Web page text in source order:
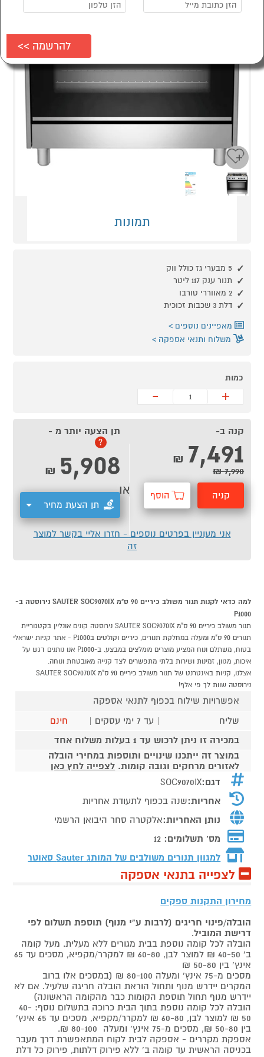
תמונות
5 מבערי גז כולל ווק
תנור ענק 117 ליטר
2 מאווררי טורבו
דלת 3 שכבות זכוכית
מאפיינים נוספים
משלוח ותנאי אספקה
כמות
+
-
קנה ב-
7,491
₪
7,990 ₪
קניה הוסף
תן הצעה יותר מ -
?
5,908
₪
תן הצעת מחיר
או
אני מעוניין בפרטים נוספים - חזרו אליי בקשר למוצר
זה
למה כדאי לקנות תנור משולב כיריים 90 ס"מ SAUTER SOC9070IX נירוסטה ב-
P1000
תנור משולב כיריים 90 ס"מ SAUTER SOC9070IX נירוסטה קונים אונליין בקטגוריית
תנורים 90 ס"מ ומעלה במחלקת תנורים, כיריים וקולטים בP1000 - אתר קניות ישראלי
בטוח, משתלם ונוח המציע מוצרים מומלצים במבצע. ב-P1000 אנו נותנים דגש על
איכות, מגוון, זמינות ושירות בלתי מתפשרים לצד קנייה מאובטחת ונוחה.
אצלנו, קניות באינטרנט של תנור משולב כיריים 90 ס"מ SAUTER SOC9070IX
נירוסטה שוות לך פי אלף!
אפשרויות שילוח בכפוף לתנאי אספקה
שליח
| עד 7 ימי עסקים |
חינם
במכירה זו ניתן לרכוש עד 1 בעלות משלוח אחד
במוצר זה ייתכנו שינויים ותוספות במחירי הובלה
לאזורים מרחקים וגובה קומות. לצפייה לחץ כאן
דגם:SOC9070IX
אחריות:שנה בכפוף לתעודת אחריות
נותן האחריות:אלקטרה סחר היבואן הרשמי
מס' תשלומים: 12
למגוון תנורים משולבים של המותג Sauter סאוטר
לצפייה בתנאי אספקה
מחירון התקנות ספקים
הובלה/פינוי חריגים (לרבות ע"י מנוף) תוספת תשלום לפי
דרישת המוביל.
הובלה לכל קומה נוספת בבית מגורים ללא מעלית. מעל קומה
ב' 40-50 ₪ למוצר לבן, 60-80 ₪ למקרר/מקפיא, מסכים עד 65
אינץ' בין 50-80 ₪
מסכים מ-75 אינץ' ומעלה 80-100 ₪ (במסכים אלו ברוב
המקרים יידרש מנוף ותחול הוראת הובלה חריגה שלעיל. אם לא
יידרש מנוף תחול תוספת הקומות כבר מהקומה הראשונה)
הובלה לכל קומה נוספת בתוך הבית כרוכה בתשלום נוסף: 40-
50 ₪ למוצר לבן, 60-80 ₪ למקרר/מקפיא, מסכים עד 65 אינץ'
בין 50-80 ₪, מסכים מ-75 אינץ' ומעלה 80-100 ₪.
אספקת מקררים - אספקה לבית לקוח המתאפשרת דרך מעבר
בכניסה הראשית עד קומה ב' ללא פירוק דלתות, פירוק כל דלת